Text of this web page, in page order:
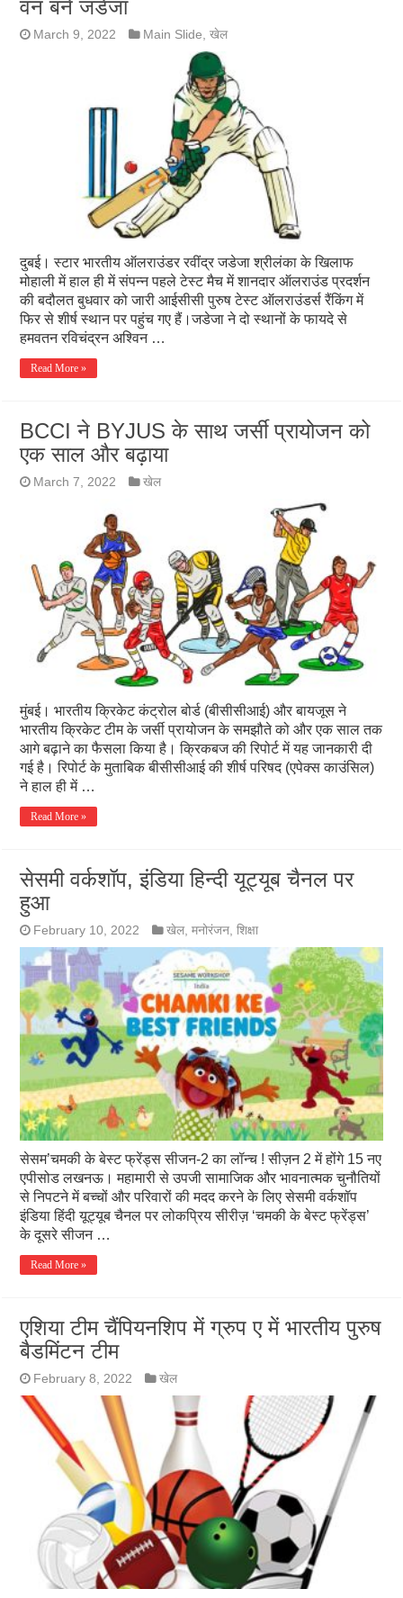
वन बने जडेजा
March 9, 2022 Main Slide ,खेल
दुबई। स्टार भारतीय ऑलराउंडर रवींद्र जडेजा श्रीलंका के खिलाफ
मोहाली में हाल ही में संपन्न पहले टेस्ट मैच में शानदार ऑलराउंड प्रदर्शन
की बदौलत बुधवार को जारी आईसीसी पुरुष टेस्ट ऑलराउंडर्स रैंकिंग में
फिर से शीर्ष स्थान पर पहुंच गए हैं।जडेजा ने दो स्थानों के फायदे से
हमवतन रविचंद्रन अश्विन …
Read More »
BCCI ने BYJUS के साथ जर्सी प्रायोजन को
एक साल और बढ़ाया
March 7, 2022 खेल
मुंबई। भारतीय क्रिकेट कंट्रोल बोर्ड (बीसीसीआई) और बायजूस ने
भारतीय क्रिकेट टीम के जर्सी प्रायोजन के समझौते को और एक साल तक
आगे बढ़ाने का फैसला किया है। क्रिकबज की रिपोर्ट में यह जानकारी दी
गई है। रिपोर्ट के मुताबिक बीसीसीआई की शीर्ष परिषद (एपेक्स काउंसिल)
ने हाल ही में …
Read More »
सेसमी वर्कशॉप, इंडिया हिन्दी यूट्यूब चैनल पर
हुआ
February 10, 2022 खेल,मनोरंजन,शिक्षा
सेसम’चमकी के बेस्ट फ्रेंड्स सीजन-2 का लॉन्च ! सीज़न 2 में होंगे 15 नए
एपीसोड लखनऊ। महामारी से उपजी सामाजिक और भावनात्मक चुनौतियों
से निपटने में बच्चों और परिवारों की मदद करने के लिए सेसमी वर्कशॉप
इंडिया हिंदी यूट्यूब चैनल पर लोकप्रिय सीरीज़ ‘चमकी के बेस्ट फ्रेंड्स’
के दूसरे सीजन …
Read More »
एशिया टीम चैंपियनशिप में ग्रुप ए में भारतीय पुरुष
बैडमिंटन टीम
February 8, 2022 खेल